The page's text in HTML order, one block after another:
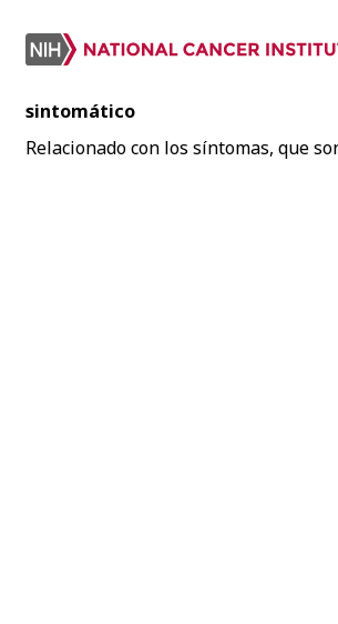
sintomático
Relacionado con los síntomas, que